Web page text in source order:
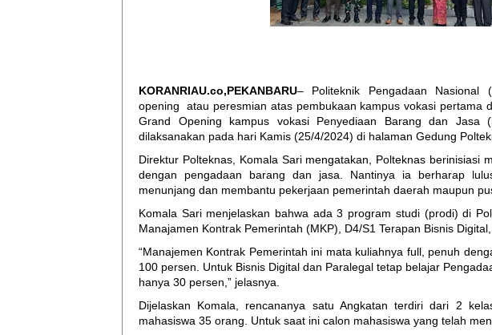
KORANRIAU.co,PEKANBARU– Politeknik Pengadaan Nasional
opening atau peresmian atas pembukaan kampus vokasi pertama
Grand Opening kampus vokasi Penyediaan Barang dan Jasa
dilaksanakan pada hari Kamis (25/4/2024) di halaman Gedung
Direktur Polteknas, Komala Sari mengatakan, Polteknas berinisiasi
dengan pengadaan barang dan jasa. Nantinya ia berharap
menunjang dan membantu pekerjaan pemerintah daerah maupun
Komala Sari menjelaskan bahwa ada 3 program studi (prodi) di
Manajamen Kontrak Pemerintah (MKP), D4/S1 Terapan Bisnis
“Manajemen Kontrak Pemerintah ini mata kuliahnya full, penuh
100 persen. Untuk Bisnis Digital dan Paralegal tetap belajar
hanya 30 persen,” jelasnya.
Dijelaskan Komala, rencananya satu Angkatan terdiri dari 2
mahasiswa 35 orang. Untuk saat ini calon mahasiswa yang telah